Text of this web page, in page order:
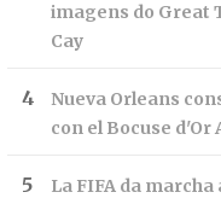
imagens do Great
Cay
Nueva Orleans
con el Bocuse d'Or
La FIFA da